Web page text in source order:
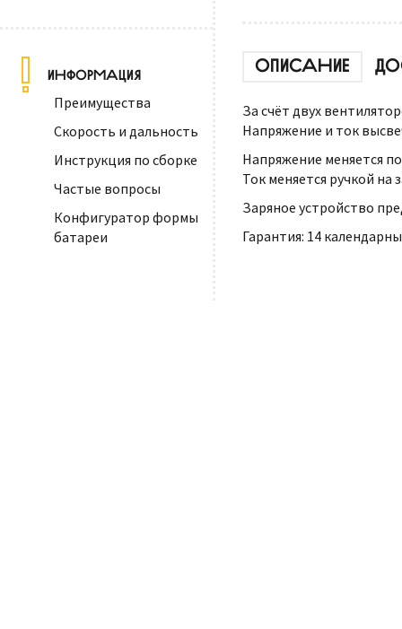
ИНФОРМАЦИЯ
Преимущества
Скорость и дальность
Инструкция по сборке
Частые вопросы
Конфигуратор формы
батареи
ОПИСАНИЕ
За счёт двух
Напряжение и ток
Напряжение меняется
Ток меняется ручкой на
Заряное устройство
Гарантия: 14